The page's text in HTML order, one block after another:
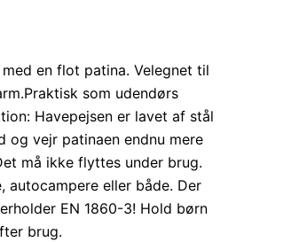
en flot patina. Velegnet til
som udendørs
Havepejsen er lavet af stål
vejr patinaen endnu mere
må ikke flyttes under brug.
autocampere eller både. Der
EN 1860-3! Hold børn
brug.